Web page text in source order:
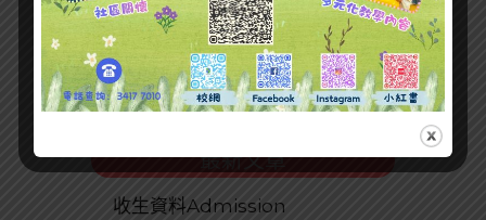
最新文章
收生資料Admission